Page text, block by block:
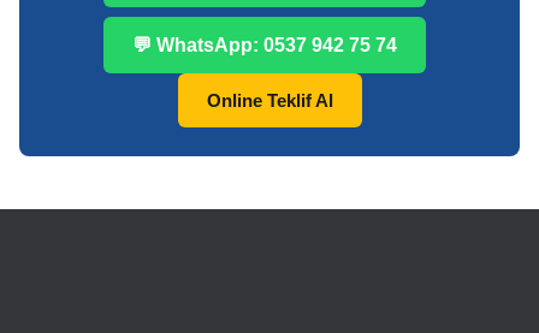
💬 WhatsApp: 0537 942 75 74
Online Teklif Al